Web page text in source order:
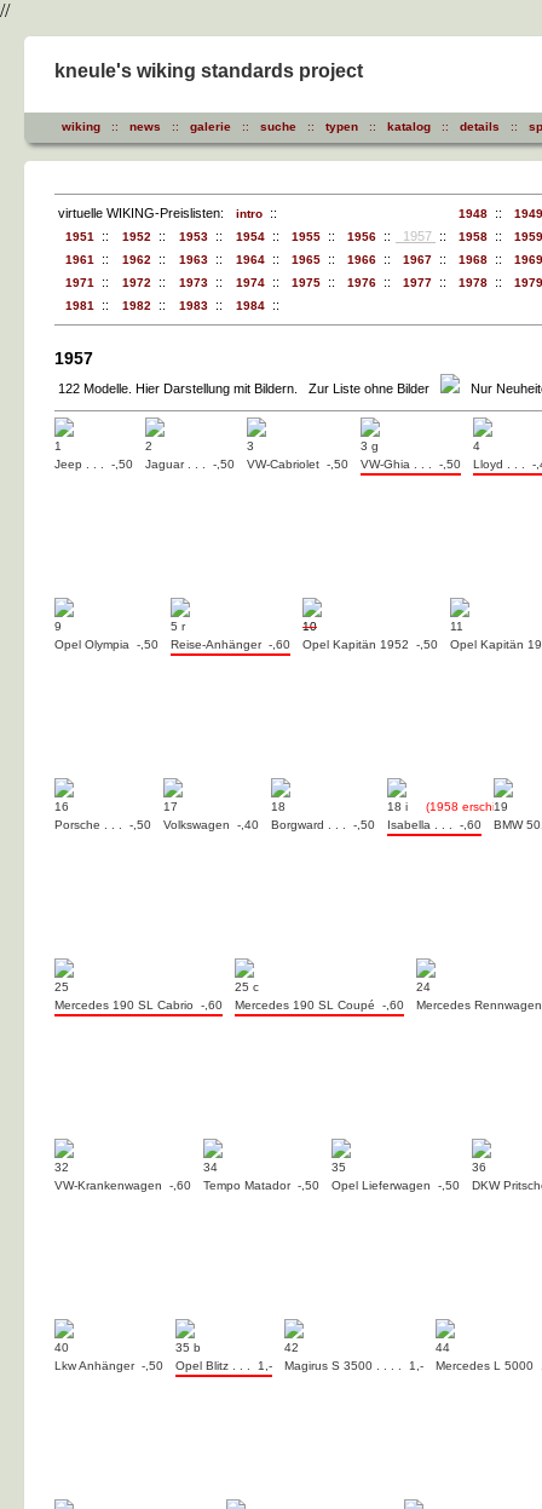
//
kneule's wiking standards project
wiking :: news :: galerie :: suche :: typen :: katalog :: details ::
virtuelle WIKING-Preislisten: intro :: 1948 ::
1951 :: 1952 :: 1953 :: 1954 :: 1955 :: 1956 :: 1957 :: 1958 ::
1961 :: 1962 :: 1963 :: 1964 :: 1965 :: 1966 :: 1967 :: 1968 ::
1971 :: 1972 :: 1973 :: 1974 :: 1975 :: 1976 :: 1977 :: 1978 ::
1981 :: 1982 :: 1983 :: 1984 ::
1957
122 Modelle. Hier Darstellung mit Bildern. Zur Liste ohne Bilder Nur
1
Jeep . . . -,50
2
Jaguar . . . -,50
3
VW-Cabriolet -,50
3 g
VW-Ghia . . . -,50
4
Lloyd . . . -
9
Opel Olympia -,50
5 r
Reise-Anhänger -,60
10
Opel Kapitän 1952 -,50
11
Opel Kapitän
16
Porsche . . . -,50
17
Volkswagen -,40
18
Borgward . . . -,50
18 i
(1958 erschienen)
Isabella . . . -,60
19
BMW
25
Mercedes 190 SL Cabrio -,60
25 c
Mercedes 190 SL Coupé -,60
24
Mercedes
32
VW-Krankenwagen -,60
34
Tempo Matador -,50
35
Opel Lieferwagen -,50
36
DKW
40
Lkw Anhänger -,50
35 b
Opel Blitz . . . 1,-
42
Magirus S 3500 . . . . 1,-
44
Mercedes L 5000